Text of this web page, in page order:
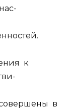
к
в